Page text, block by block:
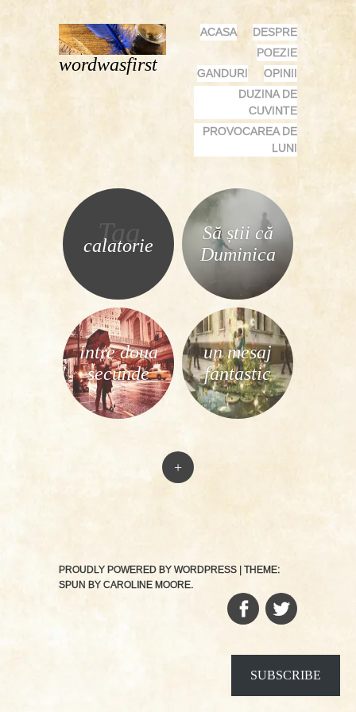
wordwasfirst
MENU
SKIP
CONTENT
ACASA
DESPRE
POEZIE
GANDURI
OPINII
DUZINA DE
CUVINTE
PROVOCAREA DE
LUNI
Tag
calatorie
Să știi că
Duminica
intre doua
secunde
un mesaj
fantastic
+
PROUDLY POWERED BY WORDPRESS
THEME:
SPUN BY CAROLINE MOORE.
FACEBOOK
SUBSCRIBE